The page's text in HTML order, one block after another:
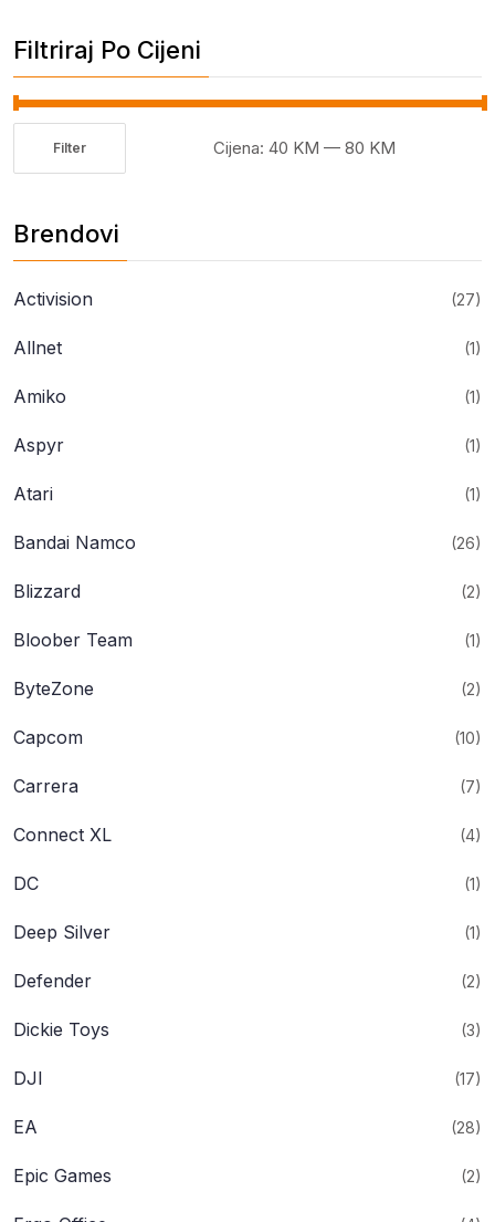
Filtriraj Po Cijeni
Filter Cijena: 40 KM — 80 KM
Brendovi
Activision (27)
Allnet (1)
Amiko (1)
Aspyr (1)
Atari (1)
Bandai Namco (26)
Blizzard (2)
Bloober Team (1)
ByteZone (2)
Capcom (10)
Carrera (7)
Connect XL (4)
DC (1)
Deep Silver (1)
Defender (2)
Dickie Toys (3)
DJI (17)
EA (28)
Epic Games (2)